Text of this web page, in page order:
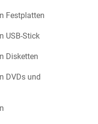
Festplatten
USB-Stick
Disketten
DVDs und